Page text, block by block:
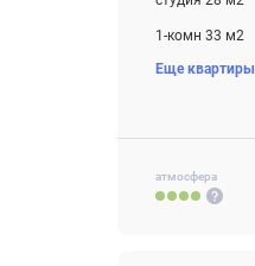
1-комн 33 м2
2-комн 47 м2
Еще квартиры
атмосфера